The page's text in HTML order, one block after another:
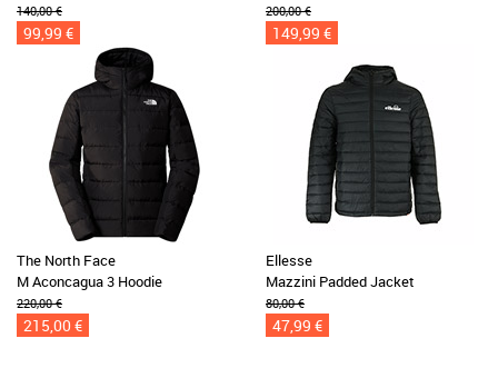
140,00 €
99,99 €
200,00 €
149,99 €
The North Face
M Aconcagua 3 Hoodie
220,00 €
215,00 €
Ellesse
Mazzini Padded Jacket
80,00 €
47,99 €